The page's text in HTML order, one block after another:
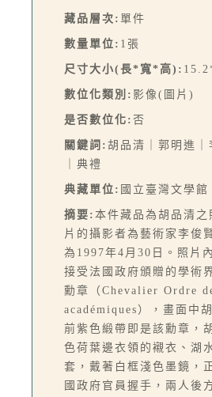
藏品層次: 單件
數量單位: 1張
尺寸大小(長*寬*高):
數位化類別: 影像(圖片)
是否數位化: 否
關鍵詞: 胡品清｜郭明進｜
｜典禮
典藏單位: 國立臺灣文學館
摘要: 本件藏品為胡品清之
片的攝影者為藝術家李俊
為1997年4月30日。照片
接受法國政府頒贈的學術
勳章（Chevalier Ordre
académiques），畫面中
前紫色緞帶即是該勳章，
色荷葉邊衣領的襯衣、湖
套，戴著白框淺色墨鏡，
國政府官員握手，兩人後